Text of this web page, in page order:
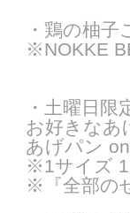
・ 鶏の柚子
※NOKKE
・土曜日
お好きなあ
あげパン
※1サイズ
※『全部の